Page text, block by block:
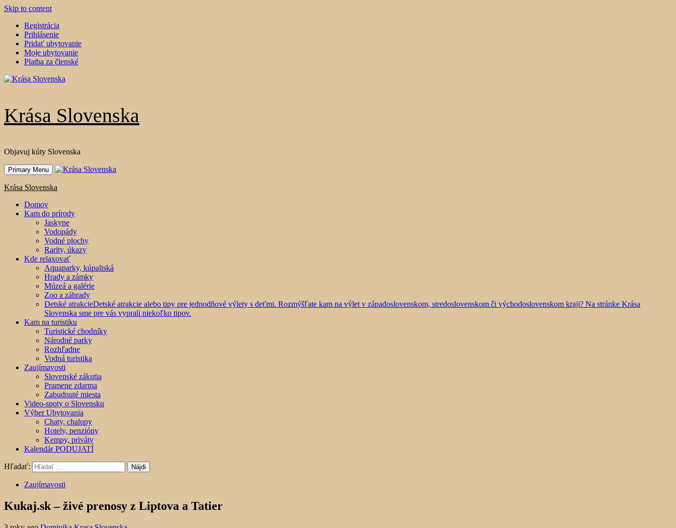
Skip to content
Registrácia
Prihlásenie
Pridať ubytovanie
Moje ubytovanie
Platba za členské
Krása Slovenska
Objavuj kúty Slovenska
Primary Menu
Krása Slovenska
Domov
Kam do prírody
Jaskyne
Vodopády
Vodné plochy
Rarity, úkazy
Kde relaxovať
Aquaparky, kúpaliská
Hrady a zámky
Múzeá a galérie
Zoo a záhrady
Detské atrakcieDetské atrakcie alebo tipy pre jednodňové výlety s deťmi. Rozmýšľate kam na výlet v západoslovenskom, stredoslovenskom či východoslovenskom kraji? Na stránke Krása
Slovenska sme pre vás vyprali niekoľko tipov.
Kam na turistiku
Turistické chodníky
Národné parky
Rozhľadne
Vodná turistika
Zaujímavosti
Slovenské zákutia
Pramene zdarma
Zabudnuté miesta
Video-spoty o Slovensku
Výber Ubytovania
Chaty, chalupy
Hotely, penzióny
Kempy, priváty
Kalendár PODUJATÍ
Hľadať:
Zaujímavosti
Kukaj.sk – živé prenosy z Liptova a Tatier